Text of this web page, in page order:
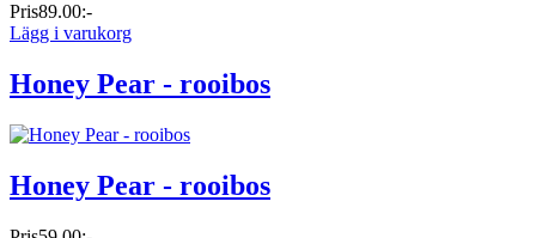
Pris89.00:-
Lägg i varukorg
Honey Pear - rooibos
Honey Pear - rooibos